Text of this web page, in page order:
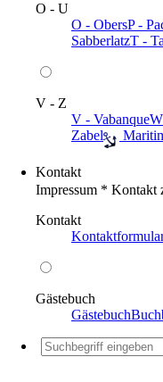
O - U
O - ObersP -
SabberlatzT -
V - Z
V - Vabanque
Zabel
Kontakt
Impressum * Kontakt
Kontakt
Gästebuch
Gästebuch